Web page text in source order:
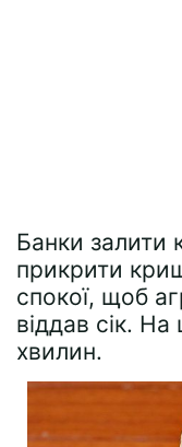
Банки залити
прикрити
спокої, щоб
віддав сік.
хвилин.